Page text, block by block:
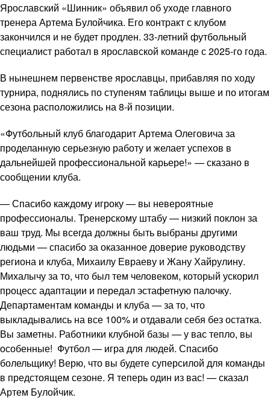
Ярославский «Шинник» объявил об уходе главного
тренера Артема Булойчика. Его контракт с клубом
закончился и не будет продлен. 33-летний футбольный
специалист работал в ярославской команде с 2025-го года.
В нынешнем первенстве ярославцы, прибавляя по ходу
турнира, поднялись по ступеням таблицы выше и по итогам
сезона расположились на 8-й позиции.
«Футбольный клуб благодарит Артема Олеговича за
проделанную серьезную работу и желает успехов в
дальнейшей профессиональной карьере!» — сказано в
сообщении клуба.
— Спасибо каждому игроку — вы невероятные
профессионалы. Тренерскому штабу — низкий поклон за
ваш труд. Мы всегда должны быть выбраны другими
людьми — спасибо за оказанное доверие руководству
региона и клуба, Михаилу Евраеву и Жану Хайрулину.
Михалычу за то, что был тем человеком, который ускорил
процесс адаптации и передал эстафетную палочку.
Департаментам команды и клуба — за то, что
выкладывались на все 100% и отдавали себя без остатка.
Вы заметны. Работники клубной базы — у вас тепло, вы
особенные! Футбол — игра для людей. Спасибо
болельщику! Верю, что вы будете суперсилой для команды
в предстоящем сезоне. Я теперь один из вас! — сказал
Артем Булойчик.